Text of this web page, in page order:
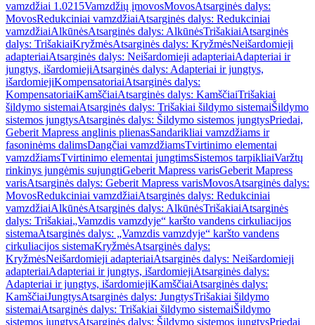
vamzdžiai 1.0215Vamzdžių įmovosMovosAtsarginės dalys:
MovosRedukciniai vamzdžiaiAtsarginės dalys: Redukciniai
vamzdžiaiAlkūnėsAtsarginės dalys: AlkūnėsTrišakiaiAtsarginės
dalys: TrišakiaiKryžmėsAtsarginės dalys: KryžmėsNeišardomieji
adapteriaiAtsarginės dalys: Neišardomieji adapteriaiAdapteriai ir
jungtys, išardomiejiAtsarginės dalys: Adapteriai ir jungtys,
išardomiejiKompensatoriaiAtsarginės dalys:
KompensatoriaiKamščiaiAtsarginės dalys: KamščiaiTrišakiai
šildymo sistemaiAtsarginės dalys: Trišakiai šildymo sistemaiŠildymo
sistemos jungtysAtsarginės dalys: Šildymo sistemos jungtysPriedai,
Geberit Mapress anglinis plienasSandarikliai vamzdžiams ir
fasoninėms dalimsDangčiai vamzdžiamsTvirtinimo elementai
vamzdžiamsTvirtinimo elementai jungtimsSistemos tarpikliaiVaržtų
rinkinys jungėmis sujungtiGeberit Mapress varisGeberit Mapress
varisAtsarginės dalys: Geberit Mapress varisMovosAtsarginės dalys:
MovosRedukciniai vamzdžiaiAtsarginės dalys: Redukciniai
vamzdžiaiAlkūnėsAtsarginės dalys: AlkūnėsTrišakiaiAtsarginės
dalys: Trišakiai„Vamzdis vamzdyje“ karšto vandens cirkuliacijos
sistemaAtsarginės dalys: „Vamzdis vamzdyje“ karšto vandens
cirkuliacijos sistemaKryžmėsAtsarginės dalys:
KryžmėsNeišardomieji adapteriaiAtsarginės dalys: Neišardomieji
adapteriaiAdapteriai ir jungtys, išardomiejiAtsarginės dalys:
Adapteriai ir jungtys, išardomiejiKamščiaiAtsarginės dalys:
KamščiaiJungtysAtsarginės dalys: JungtysTrišakiai šildymo
sistemaiAtsarginės dalys: Trišakiai šildymo sistemaiŠildymo
sistemos jungtysAtsarginės dalys: Šildymo sistemos jungtysPriedai